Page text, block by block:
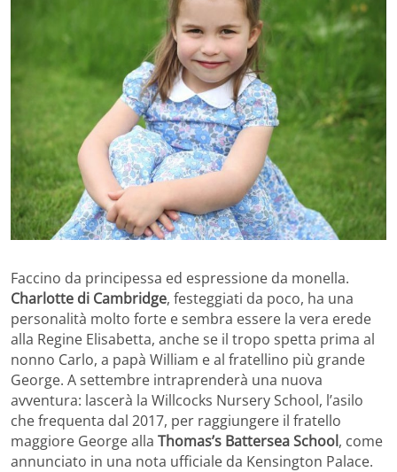
Faccino da principessa ed espressione da monella.
Charlotte di Cambridge, festeggiati da poco, ha una
personalità molto forte e sembra essere la vera erede
alla Regine Elisabetta, anche se il tropo spetta prima al
nonno Carlo, a papà William e al fratellino più grande
George. A settembre intraprenderà una nuova
avventura: lascerà la Willcocks Nursery School, l’asilo
che frequenta dal 2017, per raggiungere il fratello
maggiore George alla Thomas’s Battersea School, come
annunciato in una nota ufficiale da Kensington Palace.